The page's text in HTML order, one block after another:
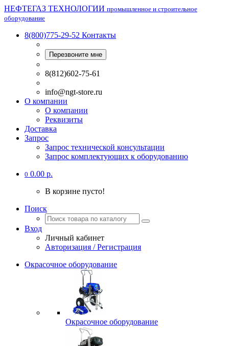
НЕФТЕГАЗ ТЕХНОЛОГИИ промышленное и строительное
оборудование
8(800)775-29-52 Контакты
Перезвоните мне
8(812)602-75-61
info@ngt-store.ru
О компании
О компании
Реквизиты
Доставка
Запрос
Запрос технической консультации
Запрос комплектующих к оборудованию
0 0.00 р.
В корзине пусто!
Поиск
Вход
Личный кабинет
Авторизация / Регистрация
Окрасочное оборудование
Окрасочное оборудование